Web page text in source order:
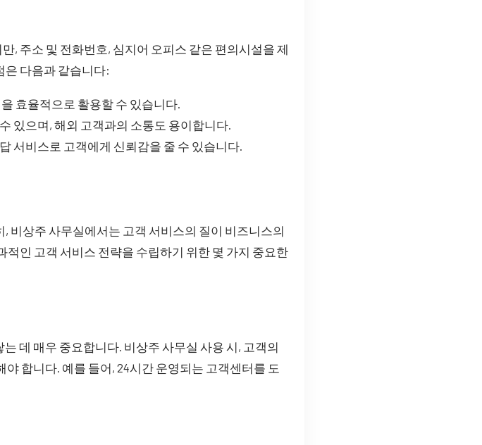
, 주소 및 전화번호, 심지어 오피스 같은 편의시설을 제
은 다음과 같습니다:
효율적으로 활용할 수 있습니다.
있으며, 해외 고객과의 소통도 용이합니다.
서비스로 고객에게 신뢰감을 줄 수 있습니다.
비상주 사무실에서는 고객 서비스의 질이 비즈니스의
인 고객 서비스 전략을 수립하기 위한 몇 가지 중요한
데 매우 중요합니다. 비상주 사무실 사용 시, 고객의
합니다. 예를 들어, 24시간 운영되는 고객센터를 도